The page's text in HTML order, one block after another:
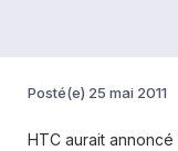
Posté(e) 25 mai 2011
HTC aurait